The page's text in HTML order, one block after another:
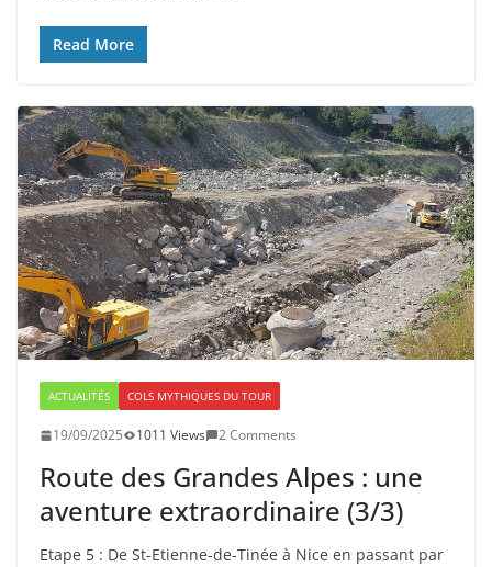
Read More
ACTUALITÉS COLS MYTHIQUES DU TOUR
19/09/2025 1011 Views 2 Comments
Route des Grandes Alpes : une
aventure extraordinaire (3/3)
Etape 5 : De St-Etienne-de-Tinée à Nice en passant par